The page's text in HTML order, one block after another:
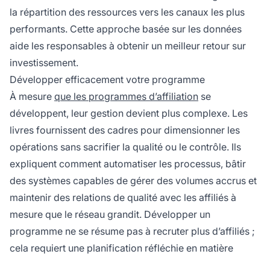
la répartition des ressources vers les canaux les plus
performants. Cette approche basée sur les données
aide les responsables à obtenir un meilleur retour sur
investissement.
Développer efficacement votre programme
À mesure que les programmes d’affiliation se
développent, leur gestion devient plus complexe. Les
livres fournissent des cadres pour dimensionner les
opérations sans sacrifier la qualité ou le contrôle. Ils
expliquent comment automatiser les processus, bâtir
des systèmes capables de gérer des volumes accrus et
maintenir des relations de qualité avec les affiliés à
mesure que le réseau grandit. Développer un
programme ne se résume pas à recruter plus d’affiliés ;
cela requiert une planification réfléchie en matière